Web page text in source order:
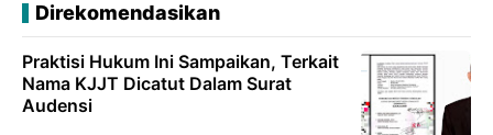
Direkomendasikan
Praktisi Hukum Ini Sampaikan, Terkait
Nama KJJT Dicatut Dalam Surat
Audensi